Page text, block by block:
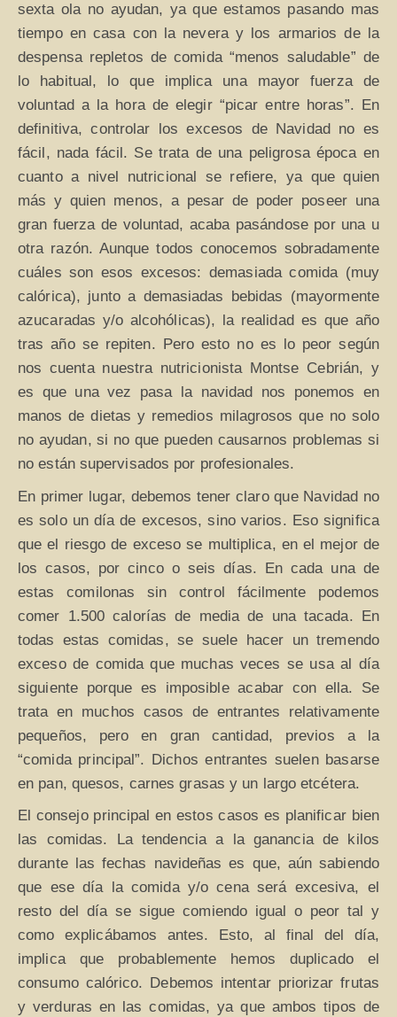
sexta ola no ayudan, ya que estamos pasando mas
tiempo en casa con la nevera y los armarios de la
despensa repletos de comida “menos saludable” de
lo habitual, lo que implica una mayor fuerza de
voluntad a la hora de elegir “picar entre horas”. En
definitiva, controlar los excesos de Navidad no es
fácil, nada fácil. Se trata de una peligrosa época en
cuanto a nivel nutricional se refiere, ya que quien
más y quien menos, a pesar de poder poseer una
gran fuerza de voluntad, acaba pasándose por una u
otra razón. Aunque todos conocemos sobradamente
cuáles son esos excesos: demasiada comida (muy
calórica), junto a demasiadas bebidas (mayormente
azucaradas y/o alcohólicas), la realidad es que año
tras año se repiten. Pero esto no es lo peor según
nos cuenta nuestra nutricionista Montse Cebrián, y
es que una vez pasa la navidad nos ponemos en
manos de dietas y remedios milagrosos que no solo
no ayudan, si no que pueden causarnos problemas si
no están supervisados por profesionales.
En primer lugar, debemos tener claro que Navidad no
es solo un día de excesos, sino varios. Eso significa
que el riesgo de exceso se multiplica, en el mejor de
los casos, por cinco o seis días. En cada una de
estas comilonas sin control fácilmente podemos
comer 1.500 calorías de media de una tacada. En
todas estas comidas, se suele hacer un tremendo
exceso de comida que muchas veces se usa al día
siguiente porque es imposible acabar con ella. Se
trata en muchos casos de entrantes relativamente
pequeños, pero en gran cantidad, previos a la
“comida principal”. Dichos entrantes suelen basarse
en pan, quesos, carnes grasas y un largo etcétera.
El consejo principal en estos casos es planificar bien
las comidas. La tendencia a la ganancia de kilos
durante las fechas navideñas es que, aún sabiendo
que ese día la comida y/o cena será excesiva, el
resto del día se sigue comiendo igual o peor tal y
como explicábamos antes. Esto, al final del día,
implica que probablemente hemos duplicado el
consumo calórico. Debemos intentar priorizar frutas
y verduras en las comidas, ya que ambos tipos de